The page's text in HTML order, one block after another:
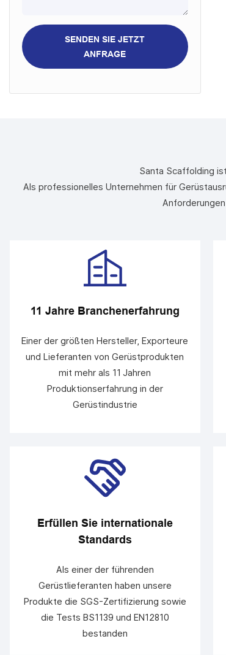
SENDEN SIE JETZT
ANFRAGE
Santa Scaffolding
Als professionelles Unternehmen für
11 Jahre Branchenerfahrung
Einer der größten Hersteller, Exporteure
und Lieferanten von Gerüstprodukten
mit mehr als 11 Jahren
Produktionserfahrung in der
Gerüstindustrie
Erfüllen Sie internationale
Standards
Als einer der führenden
Gerüstlieferanten haben unsere
Produkte die SGS-Zertifizierung sowie
die Tests BS1139 und EN12810
bestanden